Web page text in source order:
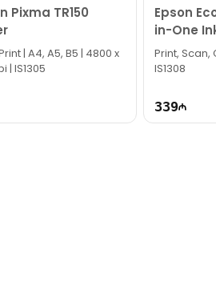
Pixma TR150
| A4, A5, B5 | 4800 x
| IS1305
Epson
in-One
Print, Scan,
IS1308
339